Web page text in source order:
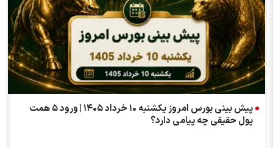
پیش بینی بورس امروز یکشنبه ۱۰ خرداد ۱۴۰۵ | ورود ۵ همت
پول حقیقی چه پیامی دارد؟